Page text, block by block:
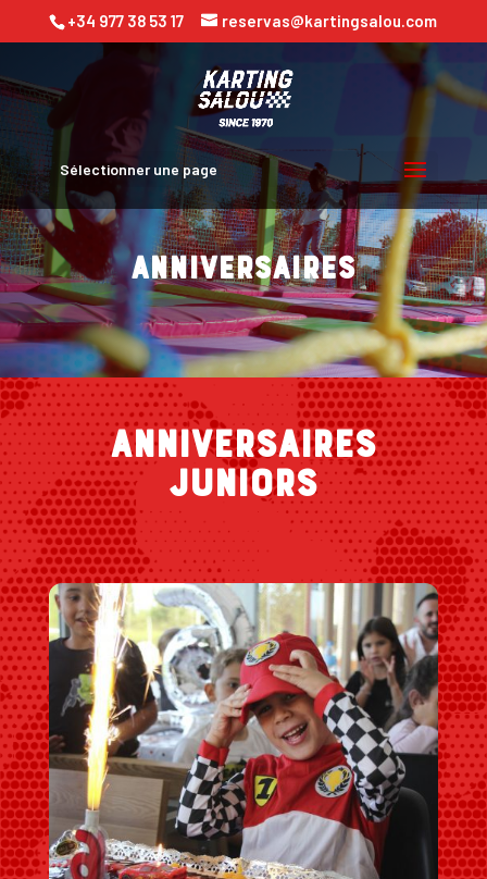
+34 977 38 53 17 reservas@kartingsalou.com
Sélectionner une page
ANNIVERSAIRES
ANNIVERSAIRES
JUNIORS